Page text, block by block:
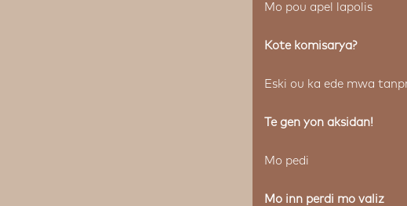
Mo pou apel lapolis
Kote komisarya?
Eski ou ka ede mwa
Te gen yon aksidan!
Mo pedi
Mo inn perdi mo valiz